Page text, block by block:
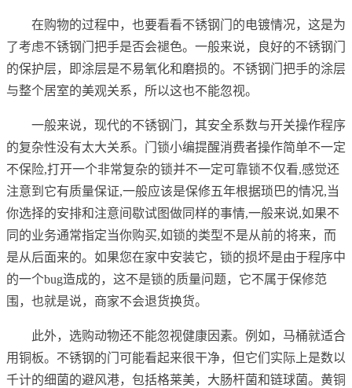
在购物的过程中，也要看看不锈钢门的电镀情况，这是为
了考虑不锈钢门把手是否会褪色。一般来说，良好的不锈钢门
的保护层，即涂层是不易氧化和磨损的。不锈钢门把手的涂层
与整个居室的美观关系，所以这也不能忽视。
一般来说，现代的不锈钢门，其安全系数与开关操作程序
的复杂性没有太大关系。门锁小编提醒消费者操作简单不一定
不保险,打开一个非常复杂的锁并不一定可靠锁不仅看,感觉还
注意到它有质量保证,一般应该是保修五年根据琐巴的情况,当
你选择的安排和注意间歇试图做同样的事情,一般来说,如果不
同的业务通常指定当你购买,如锁的类型不是从前的将来，而
是从后面来的。如果您在家中安装它，锁的损坏是由于程序中
的一个bug造成的，这不是锁的质量问题，它不属于保修范
围，也就是说，商家不会退货换货。
此外，选购动物还不能忽视健康因素。例如，马桶就适合
用铜板。不锈钢的门可能看起来很干净，但它们实际上是数以
千计的细菌的避风港，包括格莱美，大肠杆菌和链球菌。黄铜